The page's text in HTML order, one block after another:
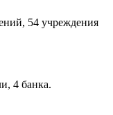
54 учреждения
4 банка.